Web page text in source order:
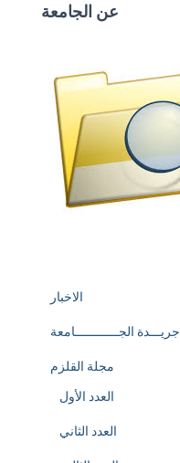
عن الجامعة
الاخبار
جريـــدة الجــــــــــــامعة
مجلة القلزم
العدد الأول
العدد الثاني